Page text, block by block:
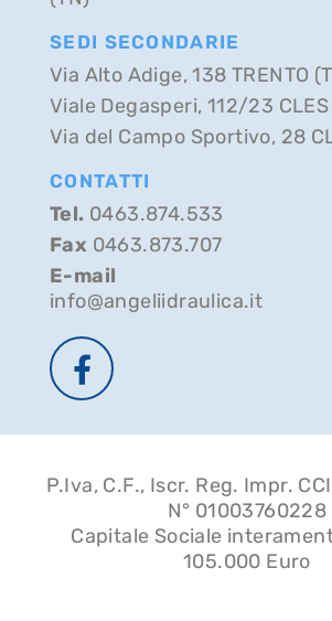
SEDI SECONDARIE
Via Alto Adige, 138 TRENTO
Viale Degasperi, 112/23 CLES
Via del Campo Sportivo, 28
CONTATTI
Tel. 0463.874.533
Fax 0463.873.707
E-mail
info@angeliidraulica.it
P.Iva, C.F., Iscr. Reg. Impr.
N° 01003760228
Capitale Sociale
105.000 Euro